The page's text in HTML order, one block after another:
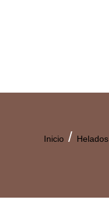
Inicio / Helados